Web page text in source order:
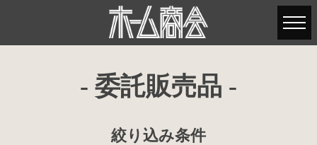
- 委託販売品 -
絞り込み条件